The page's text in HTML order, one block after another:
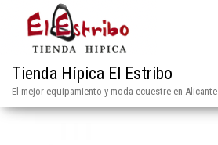
Tienda Hípica El Estribo
El mejor equipamiento y moda ecuestre en Alicante